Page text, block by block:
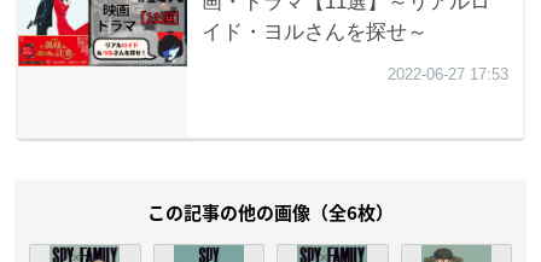
この記事の他の画像（全6枚）